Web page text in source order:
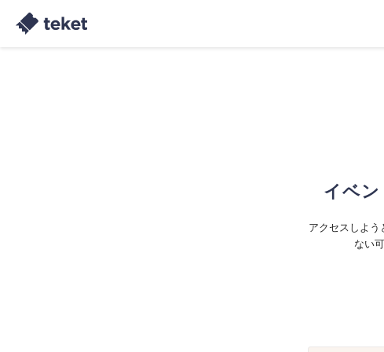
イベン
アクセスしよう
ない